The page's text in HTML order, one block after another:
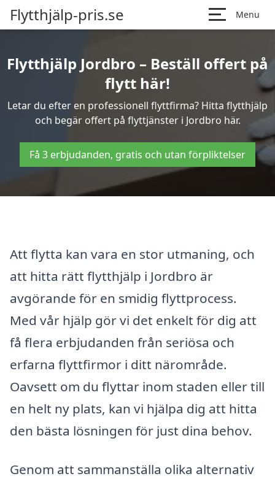
Flytthjälp-pris.se Menu
Flytthjälp Jordbro – Beställ offert på
flytt här!
Letar du efter en professionell flyttfirma? Hitta flytthjälp
och begär offert på flyttjänster i Jordbro här.
Få 3 erbjudanden, gratis och utan förpliktelser
Att flytta kan vara en stor utmaning, och
att hitta rätt flytthjälp i Jordbro är
avgörande för en smidig flyttprocess.
Med vår hjälp gör vi det enkelt för dig att
få flera erbjudanden från seriösa och
erfarna flyttfirmor i ditt närområde.
Oavsett om du flyttar inom staden eller till
en helt ny plats, kan vi hjälpa dig att hitta
den bästa lösningen för just dina behov.
Genom att sammanställa olika alternativ